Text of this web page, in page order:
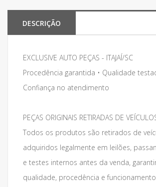
DESCRIÇÃO
EXCLUSIVE AUTO PEÇAS - ITAJAÍ/SC
Procedência garantida • Qualidade
Confiança no atendimento
PEÇAS ORIGINAIS RETIRADAS DE
Todos os produtos são retirados de
adquiridos legalmente em leilões,
e testes internos antes da venda,
qualidade, procedência e